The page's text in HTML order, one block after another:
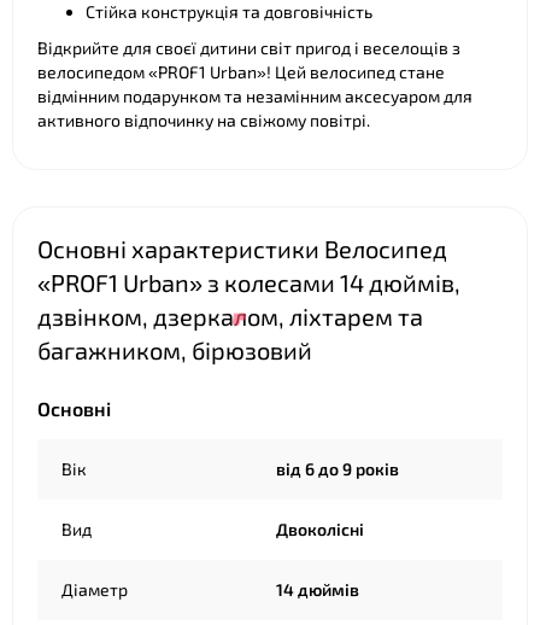
Стійка конструкція та довговічність
Відкрийте для своєї дитини світ пригод і веселощів з
велосипедом «PROF1 Urban»! Цей велосипед стане
відмінним подарунком та незамінним аксесуаром для
активного відпочинку на свіжому повітрі.
Основні характеристики Велосипед
«PROF1 Urban» з колесами 14 дюймів,
дзвінком, дзеркалом, ліхтарем та
багажником, бірюзовий
Основні
Вік від 6 до 9 років
Вид Двоколісні
Діаметр 14 дюймів